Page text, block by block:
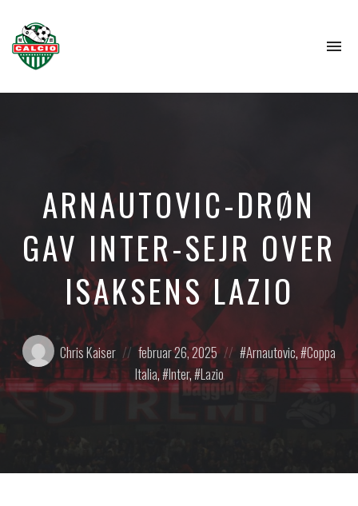
ARNAUTOVIC-DRØN
GAV INTER-SEJR OVER
ISAKSENS LAZIO
Posted
by:
Chris Kaiser
Posted
on
februar 26, 2025
in:Arnautovic, Coppa
Italia, Inter, Lazio